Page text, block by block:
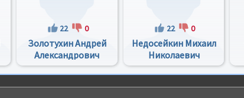
22 0
Золотухин Андрей
Александрович
22 0
Недосейкин Михаил
Николаевич